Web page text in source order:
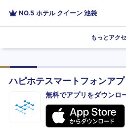
NO.5 ホテル クイーン 池袋
もっとアク
ハピホテスマートフォンアプ
無料でアプリをダウンロ